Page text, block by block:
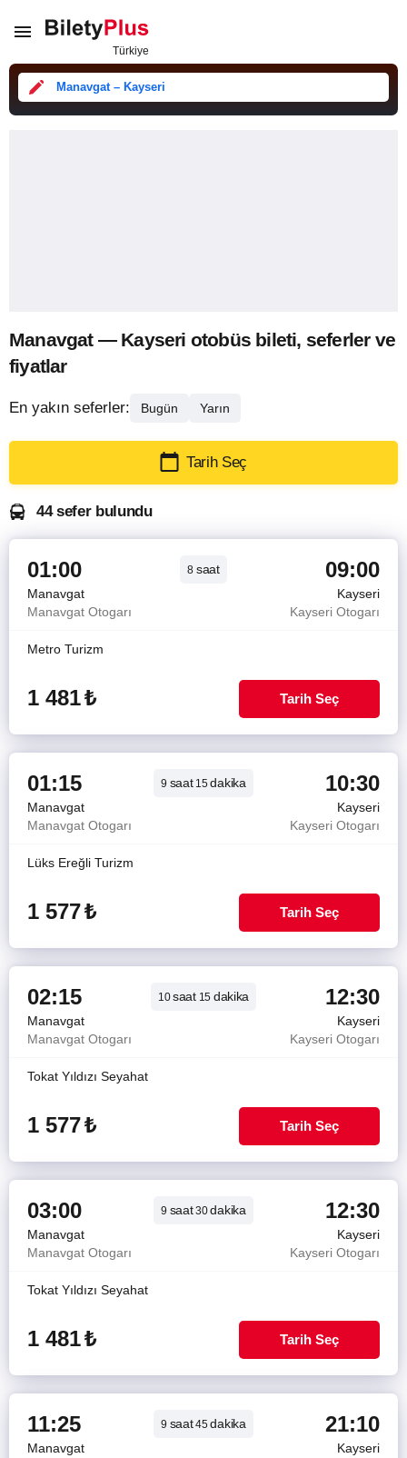
Manavgat – Kayseri
Manavgat — Kayseri otobüs bileti, seferler ve
fiyatlar
En yakın seferler: Bugün Yarın
Tarih Seç
44 sefer bulundu
01:00 8 saat 09:00
Manavgat
Kayseri
Manavgat Otogarı
Kayseri Otogarı
Metro Turizm
1 481₺ Tarih Seç
01:15 9 saat15dakika 10:30
Manavgat
Kayseri
Manavgat Otogarı
Kayseri Otogarı
Lüks Ereğli Turizm
1 577₺ Tarih Seç
02:15 10saat15 dakika 12:30
Manavgat
Kayseri
Manavgat Otogarı
Kayseri Otogarı
Tokat Yıldızı Seyahat
1 577₺ Tarih Seç
03:00 9 saat30dakika 12:30
Manavgat
Kayseri
Manavgat Otogarı
Kayseri Otogarı
Tokat Yıldızı Seyahat
1 481₺ Tarih Seç
11:25 9 saat45dakika 21:10
Manavgat
Kayseri